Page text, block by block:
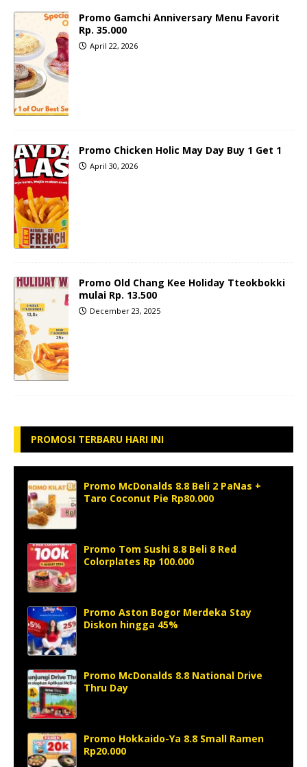
Promo Gamchi Anniversary Menu Favorit
Rp. 35.000
April 22, 2026
Promo Chicken Holic May Day Buy 1 Get 1
April 30, 2026
Promo Old Chang Kee Holiday Tteokbokki
mulai Rp. 13.500
December 23, 2025
PROMOSI TERBARU HARI INI
Promo McDonalds 8.8 Beli 2 PaNas +
Taro Coconut Pie Rp80.000
Promo Tom Sushi 8.8 Beli 8 Red
Colorplates Rp 100.000
Promo Aston Bogor Merdeka Stay
Diskon hingga 45%
Promo McDonalds 8.8 National Drive
Thru Day
Promo Hokkaido-Ya 8.8 Small Ramen
Rp20.000